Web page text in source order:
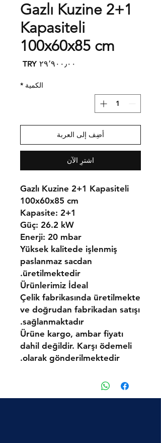
Gazlı Kuzine 2+1
Kapasiteli
100x60x85 cm
السعر
الكمية *
أضِف إلى العربة
اشترِ الآن
Gazlı Kuzine 2+1 Kapasiteli
100x60x85 cm
Kapasite: 2+1
Güç: 26.2 kW
Enerji: 20 mbar
Yüksek kalitede işlenmiş
paslanmaz sacdan
üretilmektedir.
Ürünlerimiz İdeal
Çelik fabrikasında üretilmekte
ve doğrudan fabrikadan satışı
sağlanmaktadır.
Ürüne kargo, ambar fiyatı
dahil değildir. Karşı ödemeli
olarak gönderilmektedir.